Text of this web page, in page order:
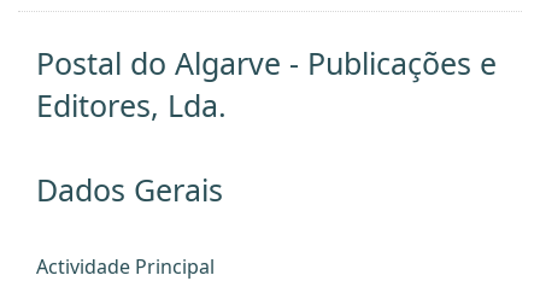
Postal do Algarve - Publicações e
Editores, Lda.
Dados Gerais
Actividade Principal